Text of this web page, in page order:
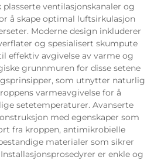
ventilasjonskanaler og
å skape optimal luftsirkulasjon
Moderne design inkluderer
og spesialisert skumpute
effektiv avgivelse av varme og
grunnmuren for disse setene
som utnytter naturlig
varmeavgivelse for å
setetemperaturer. Avanserte
med egenskaper som
fra kroppen, antimikrobielle
materialer som sikrer
er enkle og